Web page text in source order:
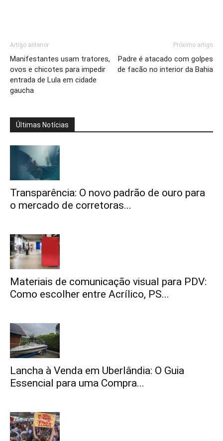
Artigo anterior
Manifestantes usam tratores,
ovos e chicotes para impedir
entrada de Lula em cidade
gaucha
Próximo artigo
Padre é atacado com golpes
de facão no interior da Bahia
Últimas Notícias
Transparência: O novo padrão de ouro para
o mercado de corretoras...
Materiais de comunicação visual para PDV:
Como escolher entre Acrílico, PS...
Lancha à Venda em Uberlândia: O Guia
Essencial para uma Compra...